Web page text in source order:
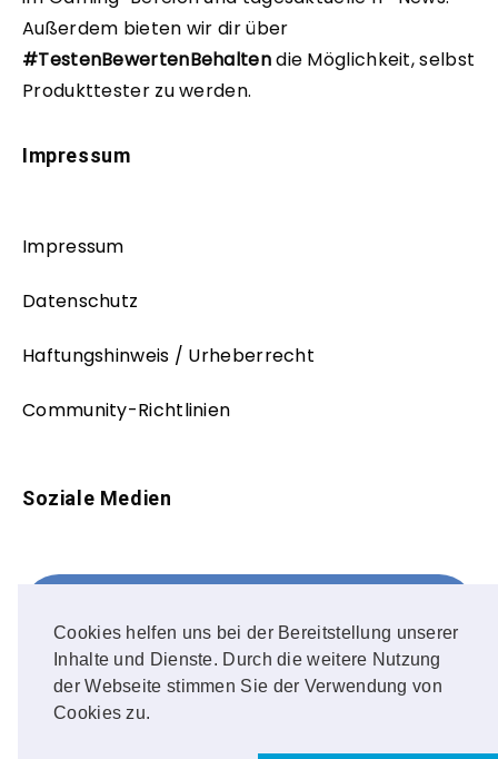
Cookies helfen uns bei der Bereitstellung unserer
Inhalte und Dienste. Durch die weitere Nutzung
der Webseite stimmen Sie der Verwendung von
Cookies zu.
Außerdem bieten wir dir über
#TestenBewertenBehaltendie Möglichkeit, selbst
Produkttester zu werden.
Impressum
Impressum
Datenschutz
Haftungshinweis / Urheberrecht
Community-Richtlinien
Soziale Medien
FOLLOW ME!
Instagram
OUR PHOTOS!